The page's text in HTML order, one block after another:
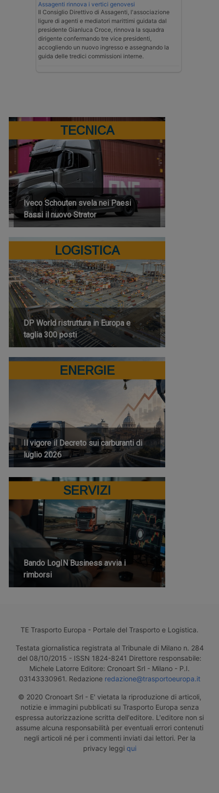
Assagenti rinnova i vertici genovesi
Il Consiglio Direttivo di Assagenti, l'associazione
ligure di agenti e mediatori marittimi guidata dal
presidente Gianluca Croce, rinnova la squadra
dirigente confermando tre vice presidenti,
accogliendo un nuovo ingresso e assegnando la
guida delle tredici commissioni interne.
TECNICA
Iveco Schouten svela nei Paesi
Bassi il nuovo Strator
LOGISTICA
DP World ristruttura in Europa e
taglia 300 posti
ENERGIE
Il vigore il Decreto sui carburanti di
luglio 2026
SERVIZI
Bando LogIN Business avvia i
rimborsi
TE Trasporto Europa - Portale del Trasporto e Logistica.
Testata giornalistica registrata al Tribunale di Milano n. 284
del 08/10/2015 - ISSN 1824-8241 Direttore responsabile:
Michele Latorre Editore: Cronoart Srl - Milano - P.I.
03143330961. Redazione redazione@trasportoeuropa.it
© 2020 Cronoart Srl - E' vietata la riproduzione di articoli,
notizie e immagini pubblicati su Trasporto Europa senza
espressa autorizzazione scritta dell'editore. L'editore non si
assume alcuna responsabilità per eventuali errori contenuti
negli articoli né per i commenti inviati dai lettori. Per la
privacy leggi qui